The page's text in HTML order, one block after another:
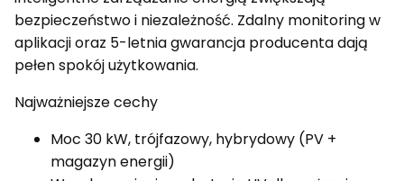
bezpieczeństwo i niezależność. Zdalny monitoring w
aplikacji oraz 5-letnia gwarancja producenta dają
pełen spokój użytkowania.
Najważniejsze cechy
Moc 30 kW, trójfazowy, hybrydowy (PV +
magazyn energii)